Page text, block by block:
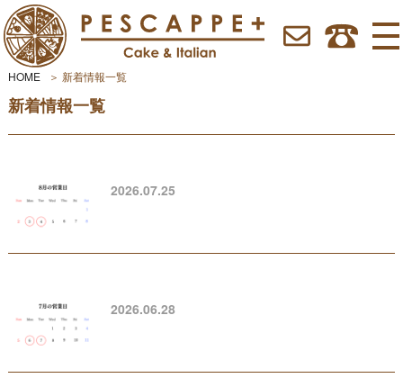
HOME 新着情報一覧
新着情報一覧
2026.07.25
2026.06.28